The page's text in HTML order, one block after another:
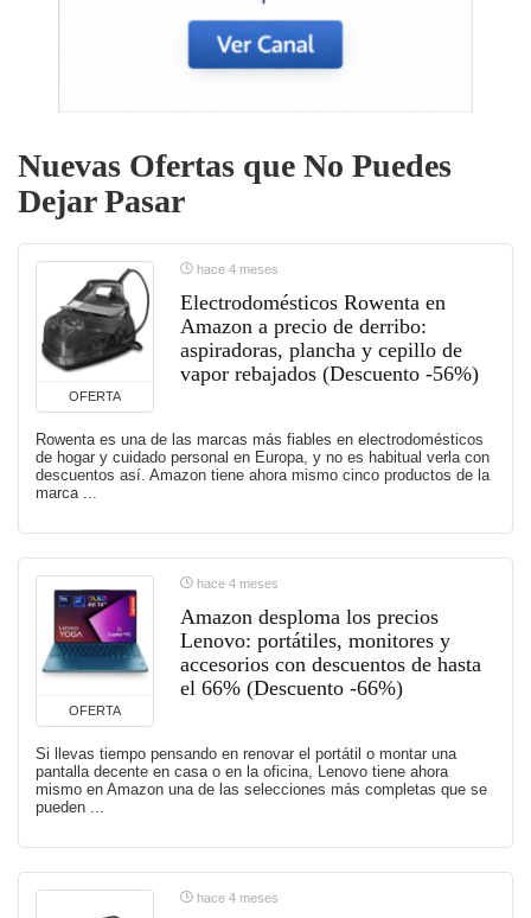
Nuevas Ofertas que No Puedes
Dejar Pasar
OFERTA
hace 4 meses
Electrodomésticos Rowenta en
Amazon a precio de derribo:
aspiradoras, plancha y cepillo de
vapor rebajados (Descuento -56%)
Rowenta es una de las marcas más fiables en electrodomésticos
de hogar y cuidado personal en Europa, y no es habitual verla con
descuentos así. Amazon tiene ahora mismo cinco productos de la
marca ...
OFERTA
hace 4 meses
Amazon desploma los precios
Lenovo: portátiles, monitores y
accesorios con descuentos de hasta
el 66% (Descuento -66%)
Si llevas tiempo pensando en renovar el portátil o montar una
pantalla decente en casa o en la oficina, Lenovo tiene ahora
mismo en Amazon una de las selecciones más completas que se
pueden ...
hace 4 meses